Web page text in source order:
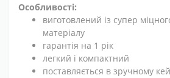
Особливості:
виготовлений із супер
матеріалу
гарантія на 1 рік
легкий і компактний
поставляється в зручному